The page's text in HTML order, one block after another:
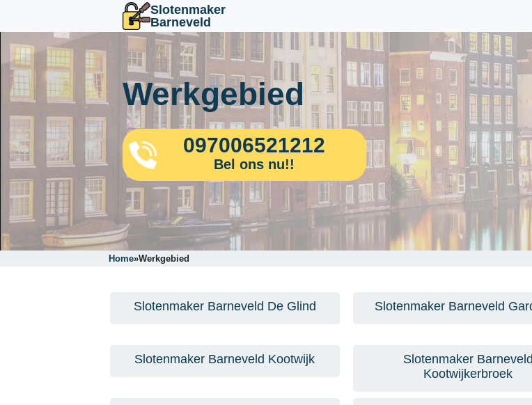
Slotenmaker
Barneveld
Werkgebied
097006521212
Bel ons nu!!
Home»Werkgebied
Slotenmaker Barneveld De Glind Slotenmaker Barneveld
Slotenmaker Barneveld Kootwijk
Slotenmaker Barneveld
Kootwijkerbroek